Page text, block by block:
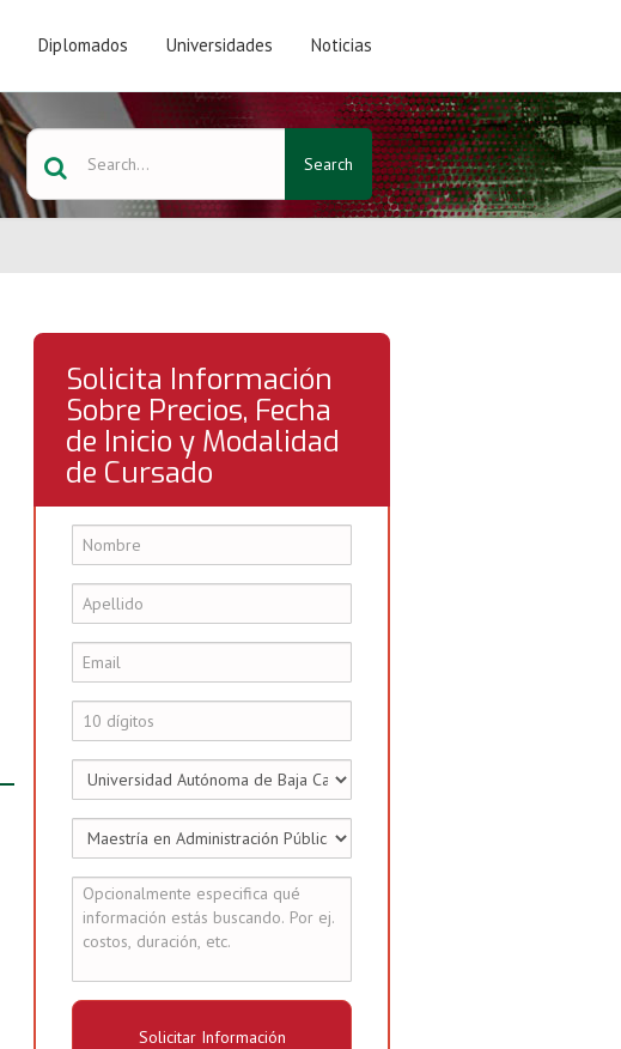
Diplomados Universidades Noticias
Search
Solicita Información
Sobre Precios, Fecha
de Inicio y Modalidad
de Cursado
Solicitar Información